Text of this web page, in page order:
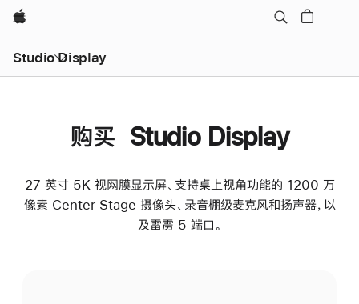
Apple
Studio Display
购买 Studio Display
27 英寸 5K 视网膜显示屏、支持桌上视角功能的 1200 万
像素 Center Stage 摄像头、录音棚级麦克风和扬声器，以
及雷雳 5 端口。